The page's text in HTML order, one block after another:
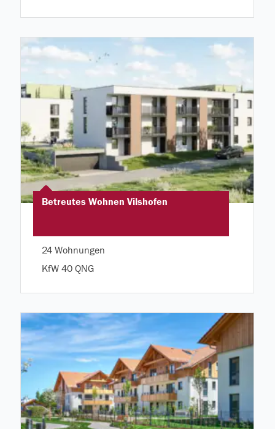
Betreutes Wohnen Vilshofen
24 Wohnungen
KfW 40 QNG